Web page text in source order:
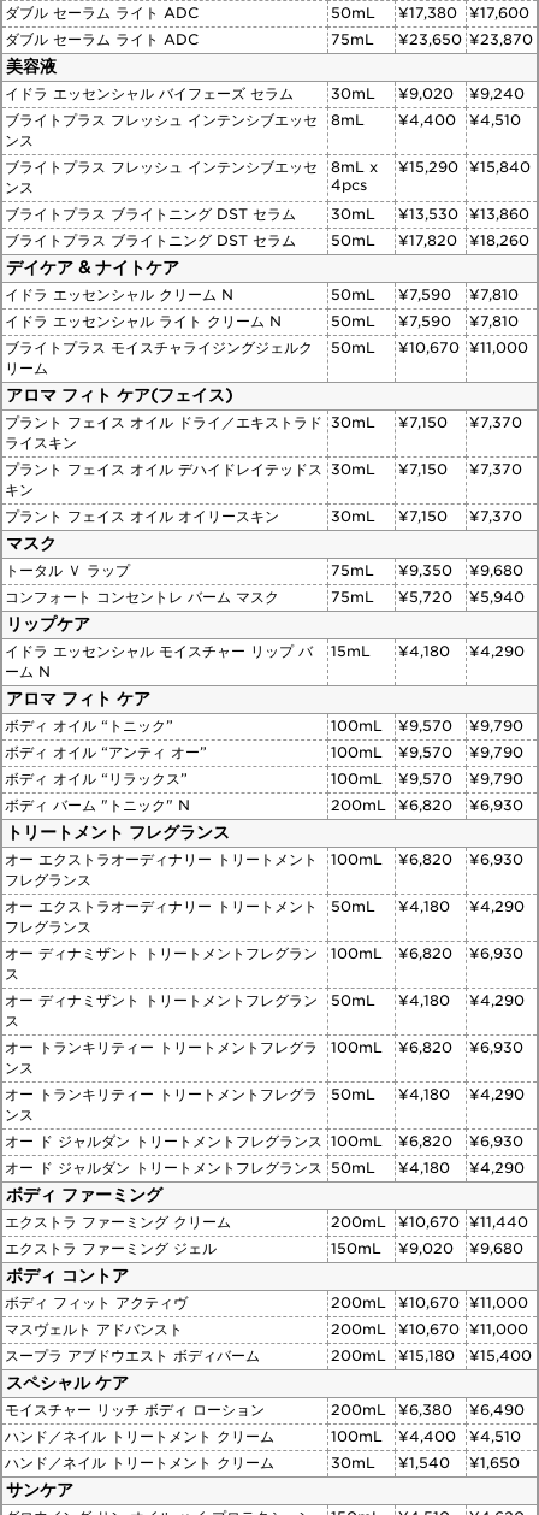
ダブル セーラム ライト ADC
50mL ¥17,380
¥17,600
ダブル セーラム ライト ADC
75mL ¥23,650 ¥23,870
美容液
イドラ エッセンシャル バイフェーズ セラム 30mL ¥9,020
¥9,240
ブライトプラス フレッシュ インテンシブエッセ
ンス
8mL ¥4,400 ¥4,510
ブライトプラス フレッシュ インテンシブエッセ
ンス
8mL x
4pcs
¥15,290 ¥15,840
ブライトプラス ブライトニング DST セラム 30mL ¥13,530
¥13,860
ブライトプラス ブライトニング DST セラム
50mL ¥17,820 ¥18,260
デイケア & ナイトケア
イドラ エッセンシャル クリーム N 50mL ¥7,590
¥7,810
イドラ エッセンシャル ライト クリーム N
50mL ¥7,590
¥7,810
ブライトプラス モイスチャライジングジェルク
リーム
50mL ¥10,670 ¥11,000
アロマ フィト ケア(フェイス)
プラント フェイス オイル ドライ／エキストラド
ライスキン
30mL ¥7,150 ¥7,370
プラント フェイス オイル デハイドレイテッドス
キン
30mL ¥7,150 ¥7,370
プラント フェイス オイル オイリースキン 30mL ¥7,150 ¥7,370
マスク
トータル Ｖ ラップ 75mL ¥9,350
¥9,680
コンフォート コンセントレ バーム マスク
75mL ¥5,720 ¥5,940
リップケア
イドラ エッセンシャル モイスチャー リップ バ
ーム N
15mL ¥4,180 ¥4,290
アロマ フィト ケア
ボディ オイル “トニック” 100mL ¥9,570
¥9,790
ボディ オイル “アンティ オー”
100mL ¥9,570
¥9,790
ボディ オイル “リラックス”
100mL ¥9,570
¥9,790
ボディ バーム "トニック" N
200mL ¥6,820 ¥6,930
トリートメント フレグランス
オー エクストラオーディナリー トリートメント
フレグランス
100mL ¥6,820 ¥6,930
オー エクストラオーディナリー トリートメント
フレグランス
50mL ¥4,180 ¥4,290
オー ディナミザント トリートメントフレグラン
ス
100mL ¥6,820 ¥6,930
オー ディナミザント トリートメントフレグラン
ス
50mL ¥4,180 ¥4,290
オー トランキリティー トリートメントフレグラ
ンス
100mL ¥6,820 ¥6,930
オー トランキリティー トリートメントフレグラ
ンス
50mL ¥4,180 ¥4,290
オー ド ジャルダン トリートメントフレグランス 100mL ¥6,820
¥6,930
オー ド ジャルダン トリートメントフレグランス
50mL ¥4,180 ¥4,290
ボディ ファーミング
エクストラ ファーミング クリーム 200mL ¥10,670 ¥11,440
エクストラ ファーミング ジェル
150mL ¥9,020 ¥9,680
ボディ コントア
ボディ フィット アクティヴ 200mL ¥10,670 ¥11,000
マスヴェルト アドバンスト
200mL ¥10,670 ¥11,000
スープラ アブドウエスト ボディバーム
200mL ¥15,180 ¥15,400
スペシャル ケア
モイスチャー リッチ ボディ ローション 200mL ¥6,380
¥6,490
ハンド／ネイル トリートメント クリーム
100mL ¥4,400
¥4,510
ハンド／ネイル トリートメント クリーム
30mL ¥1,540 ¥1,650
サンケア